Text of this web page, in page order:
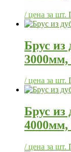
/ цена за шт.
Брус из
3000мм,
/ цена за шт.
Брус из
4000мм,
/ цена за шт.